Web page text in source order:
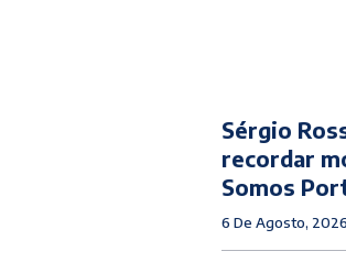
Sérgio
recordar
Somos
6 De Agosto, 2026